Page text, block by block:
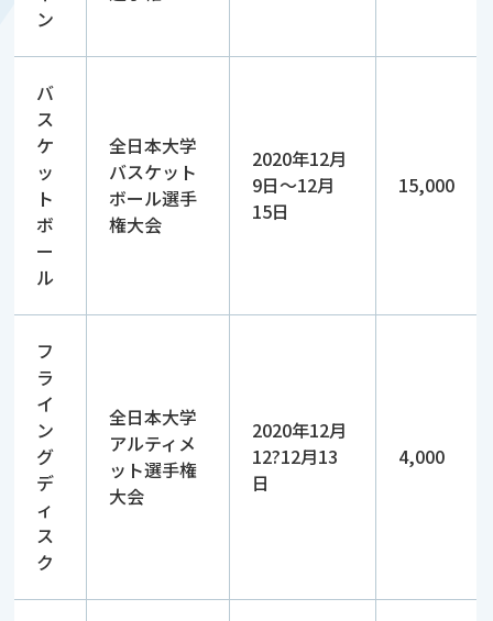
ン
バ
ス
ケ
ッ
ト
ボ
ー
ル
全日本大学
バスケット
ボール選手
権大会
2020年12月
9日～12月
15日
15,000
フ
ラ
イ
ン
グ
デ
ィ
ス
ク
全日本大学
アルティメ
ット選手権
大会
2020年12月
12?12月13
日
4,000